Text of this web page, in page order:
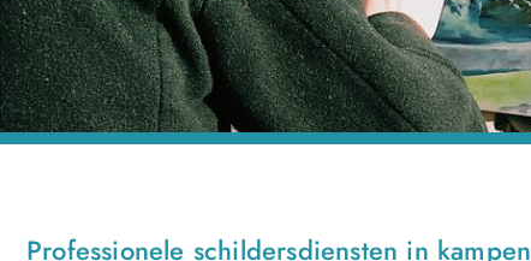
Professionele schildersdiensten in kampen